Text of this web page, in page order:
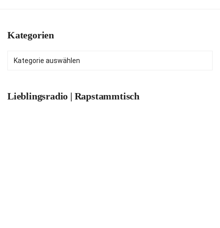
Kategorien
Kategorien
Lieblingsradio | Rapstammtisch